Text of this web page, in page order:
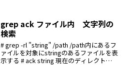
grep ack ファイル内 文字列の
検索
# grep -rl "string" /path /path内にあるフ
ァイルを対象にstringのあるファイルを表
示する # ack string 現在のディレクトリ